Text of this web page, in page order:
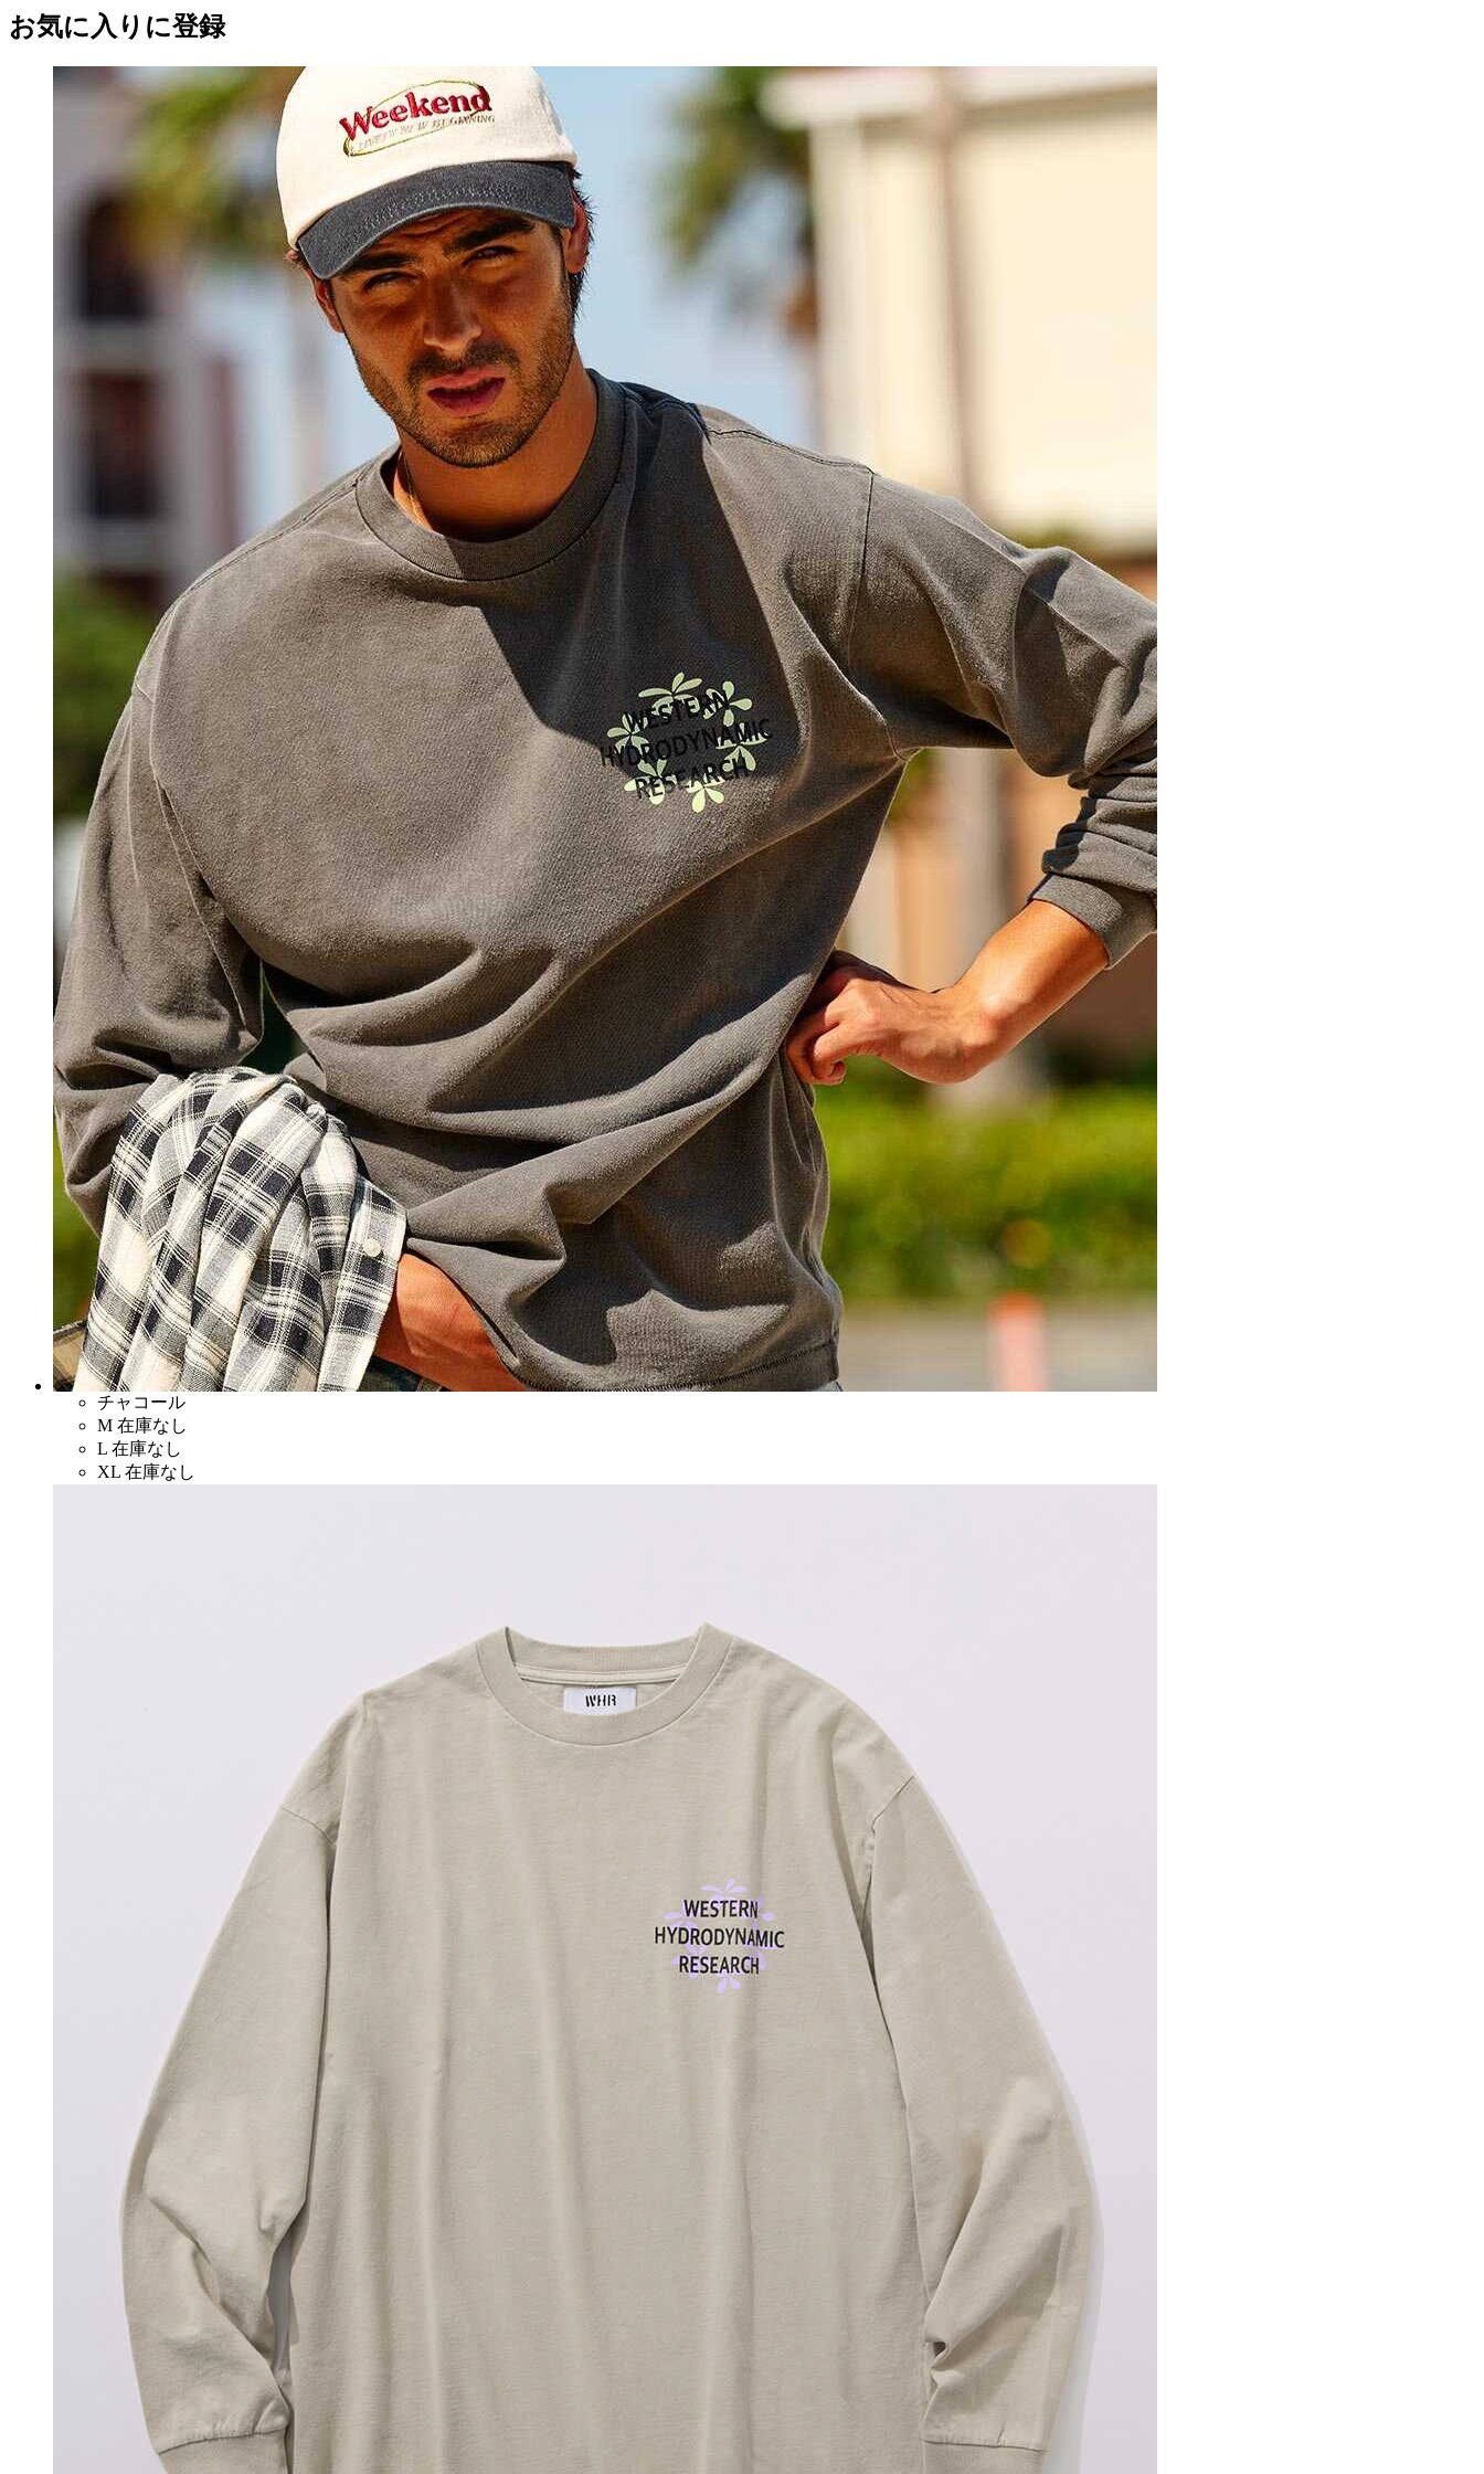
お気に入りに登録
チャコール
M 在庫なし
L 在庫なし
XL 在庫なし